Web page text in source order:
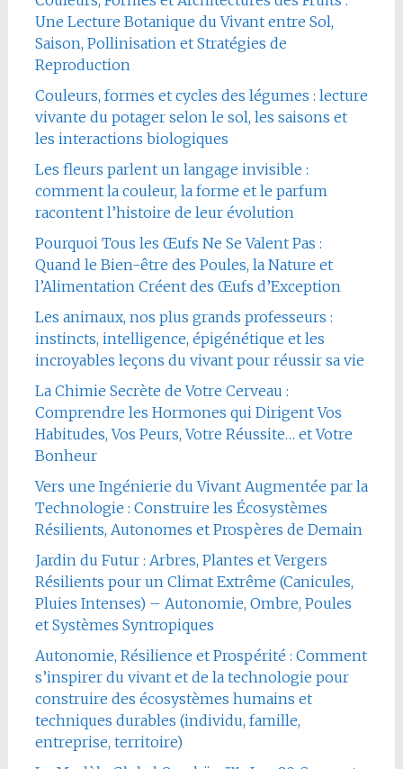
Une Lecture Botanique du Vivant entre Sol,
Saison, Pollinisation et Stratégies de
Reproduction
Couleurs, formes et cycles des légumes : lecture
vivante du potager selon le sol, les saisons et
les interactions biologiques
Les fleurs parlent un langage invisible :
comment la couleur, la forme et le parfum
racontent l’histoire de leur évolution
Pourquoi Tous les Œufs Ne Se Valent Pas :
Quand le Bien-être des Poules, la Nature et
l’Alimentation Créent des Œufs d’Exception
Les animaux, nos plus grands professeurs :
instincts, intelligence, épigénétique et les
incroyables leçons du vivant pour réussir sa vie
La Chimie Secrète de Votre Cerveau :
Comprendre les Hormones qui Dirigent Vos
Habitudes, Vos Peurs, Votre Réussite… et Votre
Bonheur
Vers une Ingénierie du Vivant Augmentée par la
Technologie : Construire les Écosystèmes
Résilients, Autonomes et Prospères de Demain
Jardin du Futur : Arbres, Plantes et Vergers
Résilients pour un Climat Extrême (Canicules,
Pluies Intenses) – Autonomie, Ombre, Poules
et Systèmes Syntropiques
Autonomie, Résilience et Prospérité : Comment
s’inspirer du vivant et de la technologie pour
construire des écosystèmes humains et
techniques durables (individu, famille,
entreprise, territoire)